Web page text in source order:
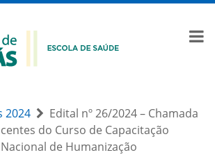
2024
Edital nº 26/2024 – Chamada
do Curso de Capacitação
de Humanização